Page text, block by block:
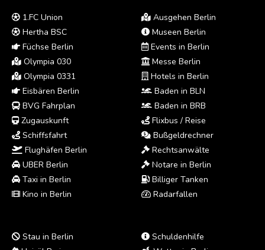
1.FC Union
Hertha BSC
Füchse Berlin
Olympia 030
Olympia 0331
Eisbären Berlin
BVG Fahrplan
Zugauskunft
Schiffsfahrt
Flughäfen Berlin
UBER Berlin
Taxi in Berlin
Kino in Berlin
Ausgehen Berlin
Museen Berlin
Events in Berlin
Messe Berlin
Hotels in Berlin
Baden in BLN
Baden in BRB
Flixbus / Reise
Bußgeldrechner
Rechtsanwälte
Notare in Berlin
Billiger Tanken
Radarfallen
Stau in Berlin
Schuldenhilfe